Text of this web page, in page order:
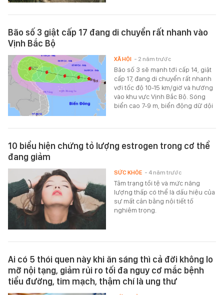
Bão số 3 giật cấp 17 đang di chuyển rất nhanh vào
Vịnh Bắc Bộ
Bão số 3 sẽ mạnh tới cấp 14, giật
cấp 17, đang di chuyển rất nhanh
với tốc độ 10-15 km/giờ và hướng
vào khu vực Vịnh Bắc Bộ. Sóng
biển cao 7-9 m, biển động dữ dội
XÃ HỘI - 2 năm trước
10 biểu hiện chứng tỏ lượng estrogen trong cơ thể
đang giảm
Tâm trạng tồi tệ và mức năng
lượng thấp có thể là dấu hiệu của
sự mất cân bằng nội tiết tố
nghiêm trọng.
SỨC KHỎE - 4 năm trước
Ai có 5 thói quen này khi ăn sáng thì cả đời không lo
mỡ nội tạng, giảm rủi ro tối đa nguy cơ mắc bệnh
tiểu đường, tim mạch, thậm chí là ung thư